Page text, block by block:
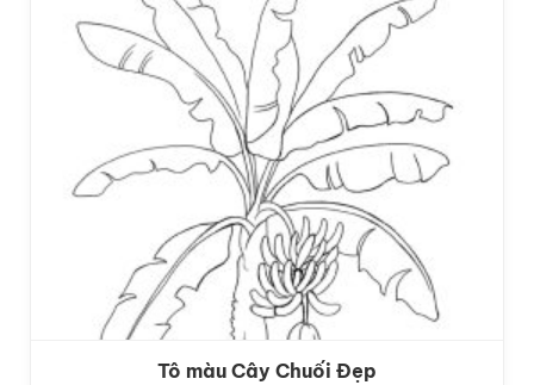
Tô màu Cây Chuối Đẹp